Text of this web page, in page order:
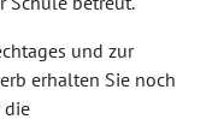
und zur
erhalten Sie noch
die